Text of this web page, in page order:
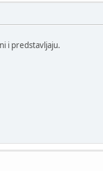
i predstavljaju.